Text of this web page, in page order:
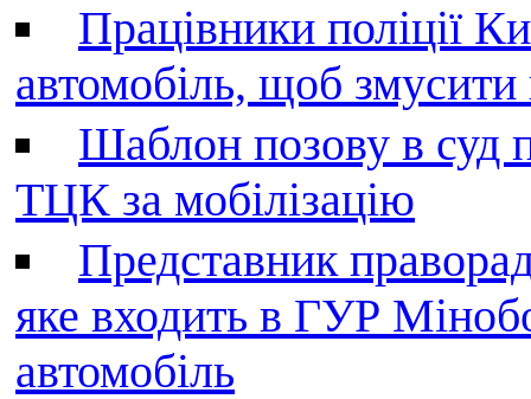
Працівники поліції
автомобіль, щоб
Шаблон позову в суд
ТЦК за мобілізацію
Представник
яке входить в ГУР
автомобіль